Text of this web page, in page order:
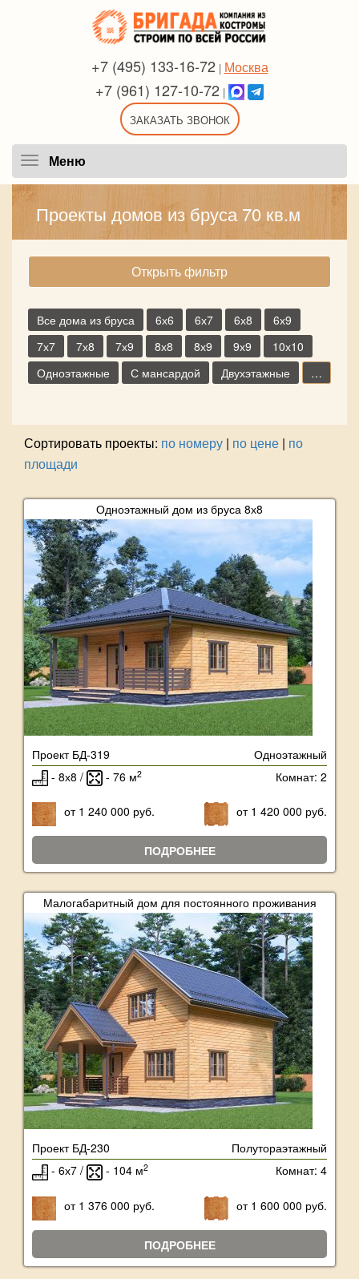
+7 (495) 133-16-72 | Москва
+7 (961) 127-10-72 |
ЗАКАЗАТЬ ЗВОНОК
Меню
Проекты домов из бруса 70 кв.м
Открыть фильтр
Все дома из бруса 6х6 6х7 6х8
6х9
7х7
7х8 7х9 8х8 8х9 9х9
10х10
Одноэтажные
С мансардой Двухэтажные …
Сортировать проекты: по номеру | по цене | по
площади
Одноэтажный дом из бруса 8х8
Проект БД-319
Одноэтажный
- 8х8 /
- 76 м2 Комнат: 2
от 1 240 000 руб. от 1 420 000 руб.
ПОДРОБНЕЕ
Малогабаритный дом для постоянного проживания
Проект БД-230
Полутораэтажный
- 6х7 /
- 104 м2 Комнат: 4
от 1 376 000 руб. от 1 600 000 руб.
ПОДРОБНЕЕ